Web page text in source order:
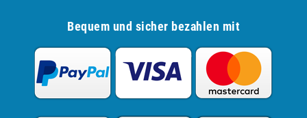
Bequem und sicher bezahlen mit